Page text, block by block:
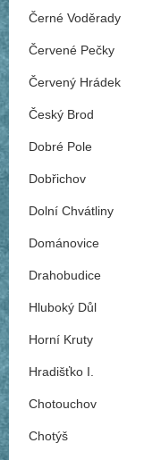
Černé Voděrady
Červené Pečky
Červený Hrádek
Český Brod
Dobré Pole
Dobřichov
Dolní Chvátliny
Dománovice
Drahobudice
Hluboký Důl
Horní Kruty
Hradišťko I.
Chotouchov
Chotýš